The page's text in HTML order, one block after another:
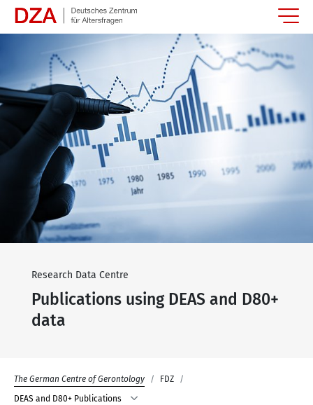
Springe zum Hauptinhalt
Research Data Centre
Publications using DEAS and D80+
data
The German Centre of Gerontology
FDZ
DEAS and D80+ Publications